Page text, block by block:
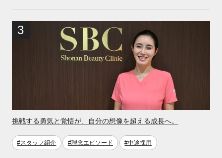
挑戦する勇気と覚悟が、自分の想像を超える成長へ。
#スタッフ紹介 #理念エピソード #中途採用